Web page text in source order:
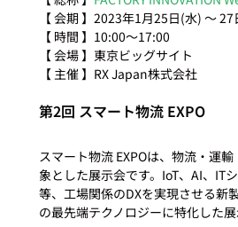
【 会期 】2023年1月25日(水) ～
【 時間 】10:00～17:00
【 会場 】東京ビッグサイト
【 主催 】RX Japan株式会社
第2回 スマート物流 EXPO
スマート物流 EXPOは、物流・運
象とした展示会です。IoT、AI、IT
等、工場関係のDXを実現させる新
の最先端テクノロジーに特化した展